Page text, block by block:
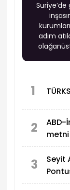
adım
1
2
ABD-
metni
3
Seyit